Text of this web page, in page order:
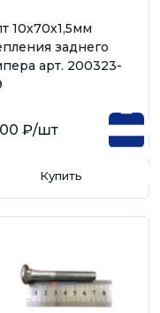
10х70х1,5мм
заднего
арт. 200323-
₽/шт
Купить